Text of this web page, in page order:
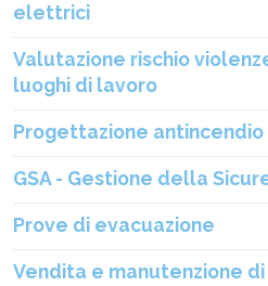
elettrici
Valutazione rischio
luoghi di lavoro
Progettazione antincendio
GSA - Gestione della
Prove di evacuazione
Vendita e manutenzione